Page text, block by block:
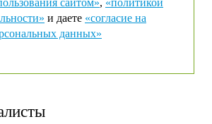
сайтом», «политикой
и даете «согласие на
данных»